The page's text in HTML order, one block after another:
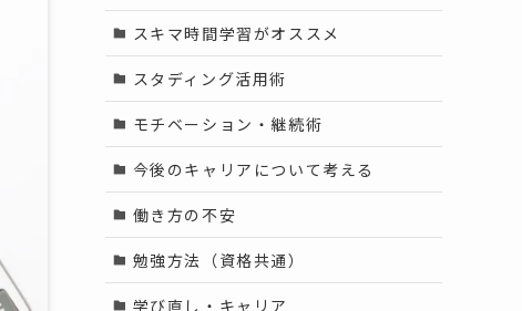
スキマ時間学習がオススメ
スタディング活用術
モチベーション・継続術
今後のキャリアについて考える
働き方の不安
勉強方法（資格共通）
学び直し・キャリア